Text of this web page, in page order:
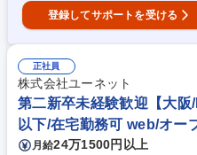
登録してサポートを受ける
正社員
株式会社ユーネット
第二新卒未経験歓迎【大阪
以下/在宅勤務可 web/オー
月給24万1500円以上